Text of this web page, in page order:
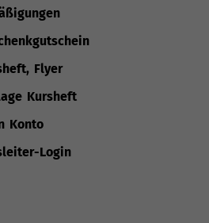
Flyer
Kursheft
Konto
Login